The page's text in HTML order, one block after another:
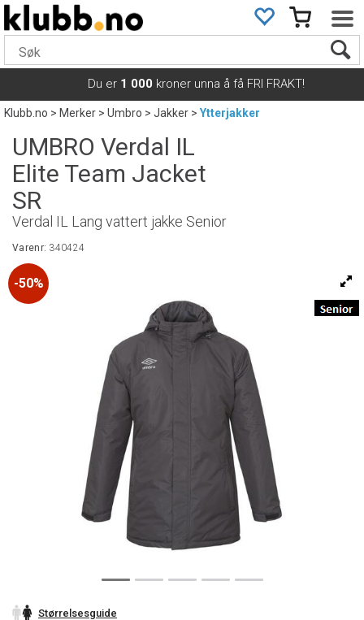
Du er 1 000 kroner unna å få FRI FRAKT!
Klubb.no>Merker>Umbro>Jakker>Ytterjakker
UMBRO Verdal IL
Elite Team Jacket
SR
Verdal IL Lang vattert jakke Senior
Varenr: 340424
50%
Størrelsesguide